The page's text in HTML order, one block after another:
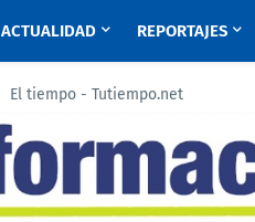
ACTUALIDAD REPORTAJES
El tiempo - Tutiempo.net